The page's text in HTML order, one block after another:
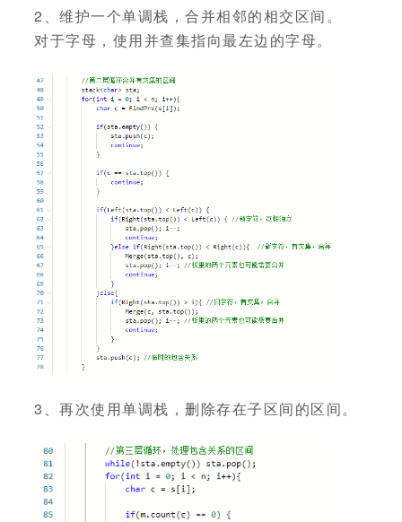
2、维护一个单调栈，合并相邻的相交区间。
对于字母，使用并查集指向最左边的字母。
3、再次使用单调栈，删除存在子区间的区间。